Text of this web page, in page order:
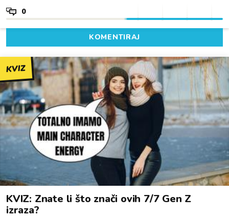
0
KOMENTIRAJ
KVIZ
KVIZ: Znate li što znači ovih 7/7 Gen Z
izraza?